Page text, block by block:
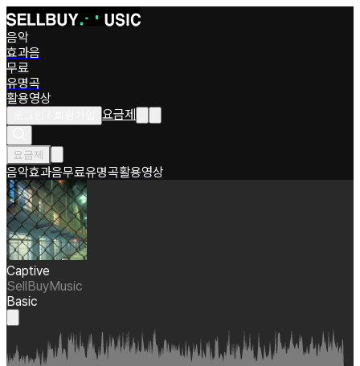
음악
효과음
무료
유명곡
활용영상
요금제
요금제
음악효과음무료유명곡활용영상
Captive
SellBuyMusic
Basic